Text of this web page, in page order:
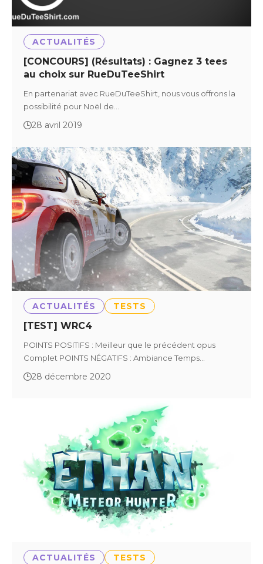
ACTUALITÉS
[CONCOURS] (Résultats) : Gagnez 3 tees
au choix sur RueDuTeeShirt
En partenariat avec RueDuTeeShirt, nous vous offrons la
possibilité pour Noël de…
28 avril 2019
ACTUALITÉS TESTS
[TEST] WRC4
POINTS POSITIFS : Meilleur que le précédent opus
Complet POINTS NÉGATIFS : Ambiance Temps…
28 décembre 2020
ACTUALITÉS TESTS